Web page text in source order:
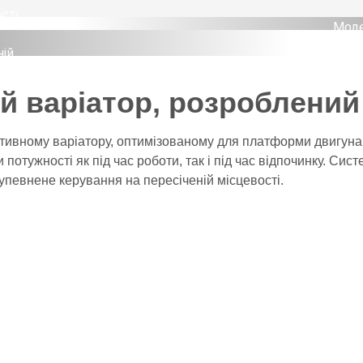
й
на
варіатор,
варіатору, оптимізованому для платформи
як під час роботи, так і під час відпочинку.
керування на пересіченій місцевості.